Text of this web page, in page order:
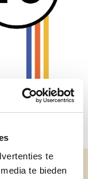
te
te bieden